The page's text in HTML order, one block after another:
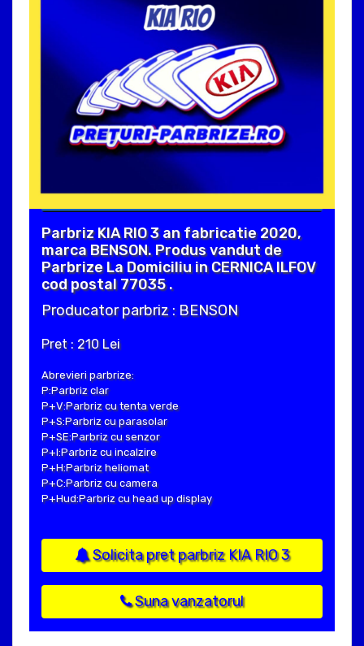
Parbriz KIA RIO 3 an fabricatie 2020,
marca BENSON. Produs vandut de
Parbrize La Domiciliu in CERNICA ILFOV
cod postal 77035 .
Producator parbriz : BENSON
Pret : 210 Lei
Abrevieri parbrize:
P:Parbriz clar
P+V:Parbriz cu tenta verde
P+S:Parbriz cu parasolar
P+SE:Parbriz cu senzor
P+I:Parbriz cu incalzire
P+H:Parbriz heliomat
P+C:Parbriz cu camera
P+Hud:Parbriz cu head up display
Solicita pret parbriz KIA RIO 3
Suna vanzatorul